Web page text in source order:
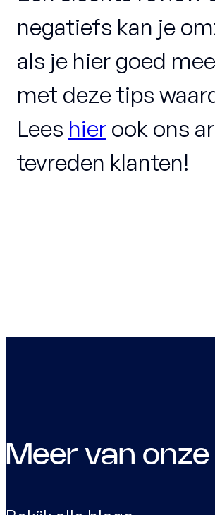
negatiefs kan je
als je hier goed
met deze tips
Lees hier ook ons
tevreden klanten!
Meer van